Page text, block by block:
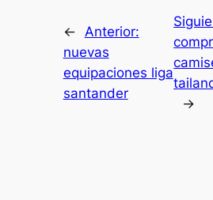
←
Anterior:
nuevas
equipaciones liga
santander
→